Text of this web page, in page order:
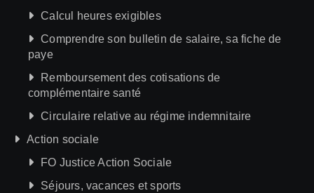
Calcul heures exigibles
Comprendre son bulletin de salaire, sa fiche de
paye
Remboursement des cotisations de
complémentaire santé
Circulaire relative au régime indemnitaire
Action sociale
FO Justice Action Sociale
Séjours, vacances et sports